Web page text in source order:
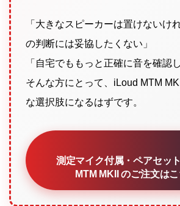
「大きなスピーカーは置けないけ
の判断には妥協したくない」
「自宅でももっと正確に音を確認
そんな方にとって、iLoud MTM
な選択肢になるはずです。
測定マイク付属・ペアセッ
MTM MKII のご注文は